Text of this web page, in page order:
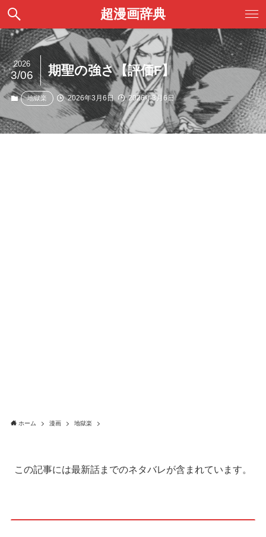
超漫画辞典
期聖の強さ【評価F】
2026
3/06
地獄楽 2026年3月6日 2026年3月6日
ホーム 漫画 地獄楽
この記事には最新話までのネタバレが含まれています。